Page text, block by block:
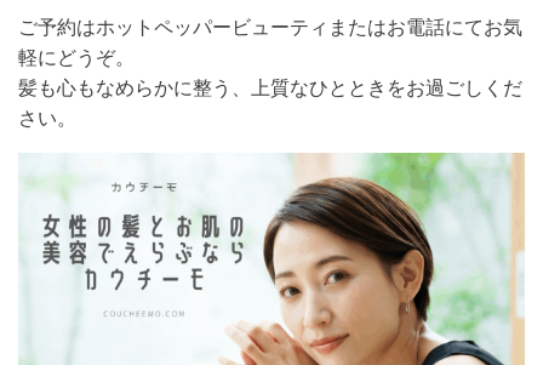
ご予約はホットペッパービューティまたはお電話にてお気
軽にどうぞ。
髪も心もなめらかに整う、上質なひとときをお過ごしくだ
さい。